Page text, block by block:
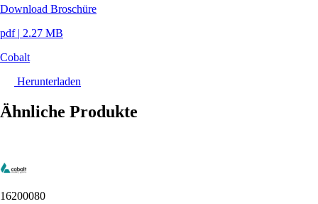
Download Broschüre
pdf | 2.27 MB
Cobalt
Herunterladen
Ähnliche Produkte
16200080